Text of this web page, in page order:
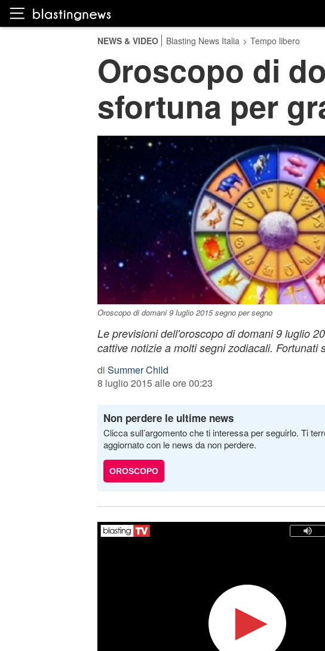
NEWS & VIDEO Blasting News Italia > Tempo libero
Oroscopo di
sfortuna per
Oroscopo di domani 9 luglio 2015 segno per segno
Le previsioni dell'oroscopo di domani 9 luglio
cattive notizie a molti segni zodiacali. Fortunati
di Summer Child
8 luglio 2015 alle ore 00:23
Non perdere le ultime news
Clicca sull’argomento che ti interessa per seguirlo. Ti
aggiornato con le news da non perdere.
OROSCOPO